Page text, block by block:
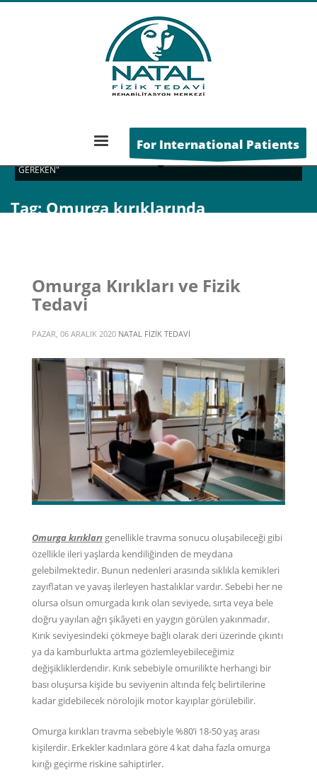
For International Patients
POSTS TAGGED "OMURGA KIRIKLARINDA YAPILMAMASI
GEREKEN"
Tag: Omurga kırıklarında
Omurga Kırıkları ve Fizik
Tedavi
PAZAR, 06 ARALIK 2020 NATAL FIZIK TEDAVI
Omurga kırıkları genellikle travma sonucu oluşabileceği gibi
özellikle ileri yaşlarda kendiliğinden de meydana
gelebilmektedir. Bunun nedenleri arasında sıklıkla kemikleri
zayıflatan ve yavaş ilerleyen hastalıklar vardır. Sebebi her ne
olursa olsun omurgada kırık olan seviyede, sırta veya bele
doğru yayılan ağrı şikâyeti en yaygın görülen yakınmadır.
Kırık seviyesindeki çökmeye bağlı olarak deri üzerinde çıkıntı
ya da kamburlukta artma gözlemleyebileceğimiz
değişikliklerdendir. Kırık sebebiyle omurilikte herhangi bir
bası oluşursa kişide bu seviyenin altında felç belirtilerine
kadar gidebilecek nörolojik motor kayıplar görülebilir.
Omurga kırıkları travma sebebiyle %80’i 18-50 yaş arası
kişilerdir. Erkekler kadınlara göre 4 kat daha fazla omurga
kırığı geçirme riskine sahiptirler.